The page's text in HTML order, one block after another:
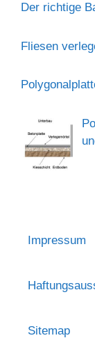
Der richtige
Fliesen
Impressum
Sitemap